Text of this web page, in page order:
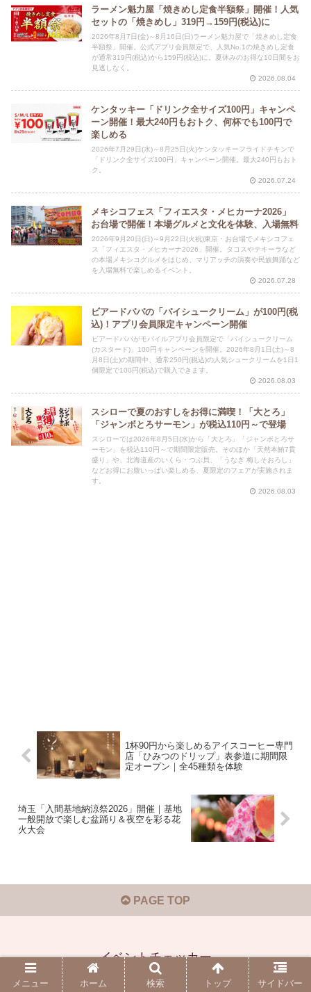
ラーメン魁力屋「焼きめし定食半額祭」開催！人気
セットの「焼きめし」319円→159円(税込)に
2026年8月7日(金)～8月16日(日)ラーメン魁力屋で「焼きめし定食
半額祭」開催。公式アプリ会員限定で、人気No.1の焼きめし定食
が通常319円(税込)から159円(税込)に。夏休みのお得な10日間をお
見逃しなく。
2026.08.04
ケンタッキー「ドリンク全サイズ100円」キャンペ
ーン開催！最大240円もおトク、何杯でも100円で
楽しめる
2026年7月29日(水)～8月25日(火)ケンタッキーフライドチキンで
「ドリンク全サイズ100円」キャンペーン開催。最大240円もおト
ク。
2026.07.24
メキシコフェス「フィエスタ・メヒカーナ2026」
お台場で開催！本場グルメと文化を体験、入場無料
2026年9月20日(日)～9月22日(火祝)東京・お台場でメキシコフェ
ス「フィエスタ・メヒカーナ2026」開催。タコスやテキーラなど
の本場メキシコグルメをはじめ、マリアッチの演奏や民族舞踊など
を入場無料で楽しめるイベント。
2026.07.28
ビアードパパの「パイシュークリーム」が100円(税
込)！アプリ会員限定キャンペーン開催
ビアードパパがモバイルアプリ会員限定で「パイシュークリーム
(カスタード)」100円キャンペーンを開催。2026年8月1日(土)～8
月8日(土)の期間中、通常250円(税込)の人気シュークリームを1日1
個限定で100円(税込)で購入できます。
2026.08.03
スシローで夏のおすしをお得に満喫！「大とろ」
「ジャンボとろサーモン」が税込110円～で登場
スシローでは2026年8月5日(水)から「大とろ」「ジャンボとろサ
ーモン」を税込110円～で期間限定販売。そのほか「天然本鮪7貫
盛り」や、北海道産のいくら・つぶ貝、「うなぎ 梅しそおろし」
などお得にお腹いっぱい楽しめる、夏限定のフェアが実施されま
す。
2026.08.03
1杯90円から楽しめるアイスコーヒー専門
店「ひみつのドリップ」表参道に期間限
定オープン｜全45種類を体験
埼玉「入間基地納涼祭2026」開催｜基地
一般開放で楽しむ盆踊り＆夜空を彩る花
火大会
PAGE TOP
イベントチェッカー
© 2019-2026 イベントチェッカー.
メニュー ホーム 検索 トップ サイドバー